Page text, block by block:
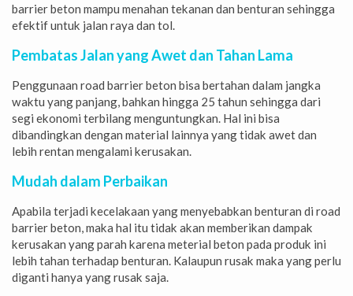
barrier beton mampu menahan tekanan dan benturan sehingga
efektif untuk jalan raya dan tol.
Pembatas Jalan yang Awet dan Tahan Lama
Penggunaan road barrier beton bisa bertahan dalam jangka
waktu yang panjang, bahkan hingga 25 tahun sehingga dari
segi ekonomi terbilang menguntungkan. Hal ini bisa
dibandingkan dengan material lainnya yang tidak awet dan
lebih rentan mengalami kerusakan.
Mudah dalam Perbaikan
Apabila terjadi kecelakaan yang menyebabkan benturan di road
barrier beton, maka hal itu tidak akan memberikan dampak
kerusakan yang parah karena meterial beton pada produk ini
lebih tahan terhadap benturan. Kalaupun rusak maka yang perlu
diganti hanya yang rusak saja.